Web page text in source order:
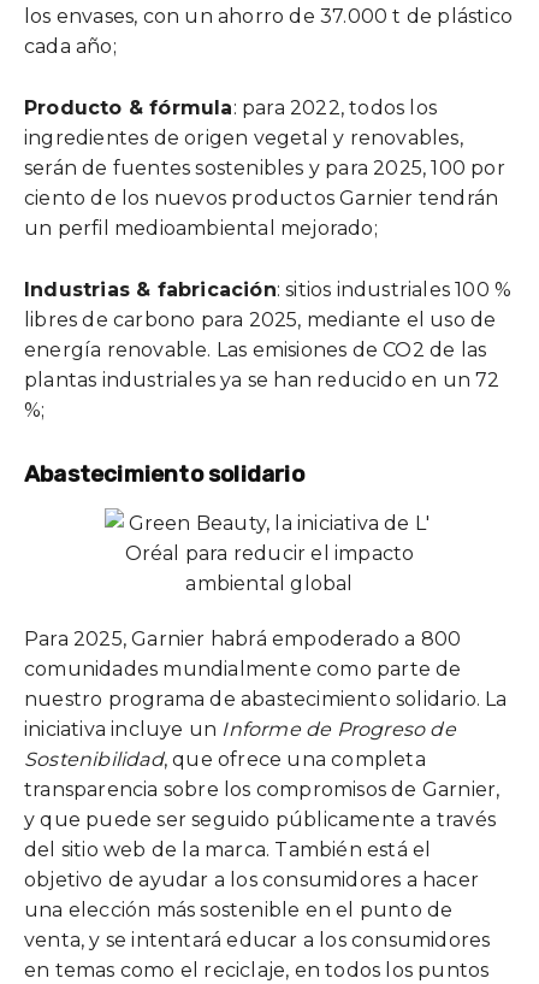
los envases, con un ahorro de 37.000 t de plástico
cada año;
Producto & fórmula: para 2022, todos los
ingredientes de origen vegetal y renovables,
serán de fuentes sostenibles y para 2025, 100 por
ciento de los nuevos productos Garnier tendrán
un perfil medioambiental mejorado;
Industrias & fabricación: sitios industriales 100 %
libres de carbono para 2025, mediante el uso de
energía renovable. Las emisiones de CO2 de las
plantas industriales ya se han reducido en un 72
%;
Abastecimiento solidario
Para 2025, Garnier habrá empoderado a 800
comunidades mundialmente como parte de
nuestro programa de abastecimiento solidario. La
iniciativa incluye un Informe de Progreso de
Sostenibilidad, que ofrece una completa
transparencia sobre los compromisos de Garnier,
y que puede ser seguido públicamente a través
del sitio web de la marca. También está el
objetivo de ayudar a los consumidores a hacer
una elección más sostenible en el punto de
venta, y se intentará educar a los consumidores
en temas como el reciclaje, en todos los puntos